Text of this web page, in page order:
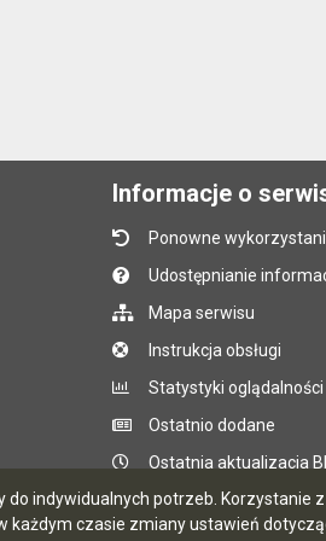
indywidualnych potrzeb. Korzystanie
czasie zmiany ustawień
Informacje o
Ponowne
Udostępnianie
Mapa serwisu
Instrukcja obsługi
Statystyki oglądalności
Ostatnio dodane
Ostatnia aktualizacja
CMS i hosting: Logonet